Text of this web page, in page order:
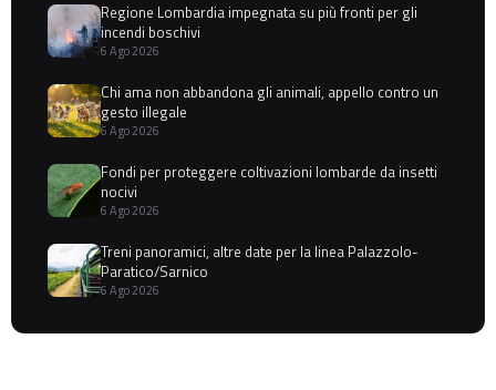
Regione Lombardia impegnata su più fronti per gli
incendi boschivi
6 Ago 2026
Chi ama non abbandona gli animali, appello contro un
gesto illegale
6 Ago 2026
Fondi per proteggere coltivazioni lombarde da insetti
nocivi
6 Ago 2026
Treni panoramici, altre date per la linea Palazzolo-
Paratico/Sarnico
6 Ago 2026